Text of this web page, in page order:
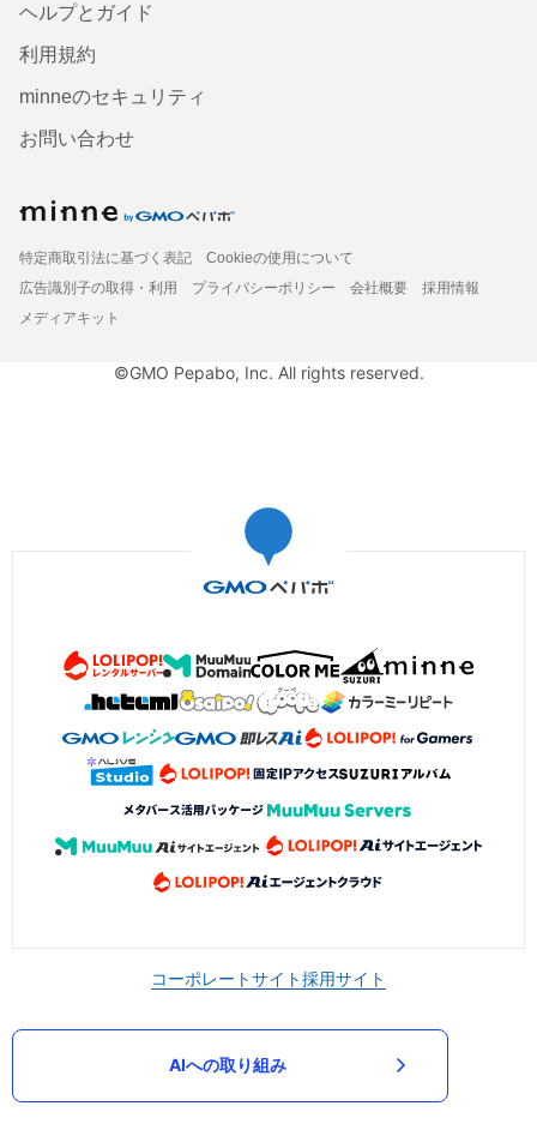
ヘルプとガイド
利用規約
minneのセキュリティ
お問い合わせ
特定商取引法に基づく表記
Cookieの使用について
広告識別子の取得・利用
プライバシーポリシー 会社概要
採用情報
メディアキット
©GMO Pepabo, Inc. All rights reserved.
コーポレートサイト採用サイト
AIへの取り組み